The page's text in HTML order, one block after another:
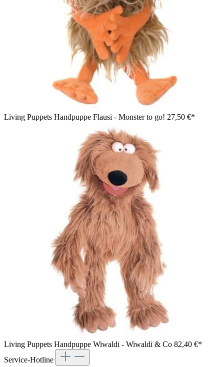
Living Puppets Handpuppe Flausi - Monster to go! 27,50 €*
Living Puppets Handpuppe Wiwaldi - Wiwaldi & Co 82,40 €*
Service-Hotline